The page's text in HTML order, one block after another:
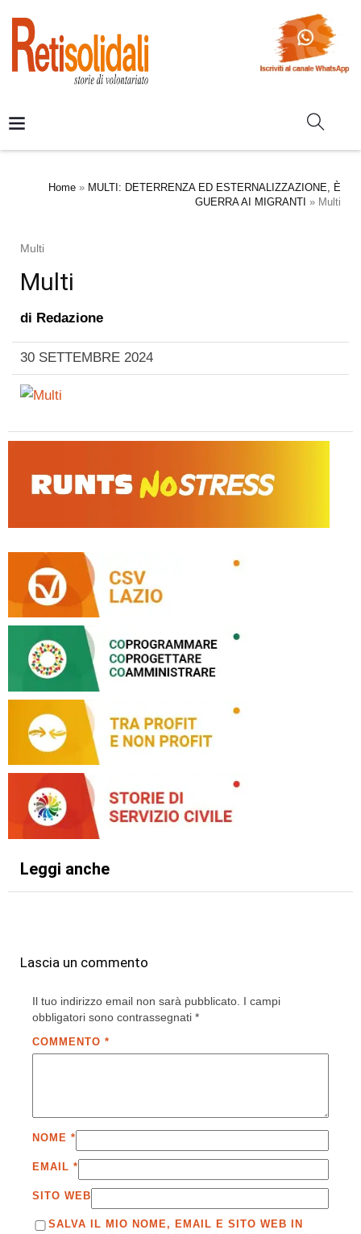
Home » MULTI: DETERRENZA ED ESTERNALIZZAZIONE, È
GUERRA AI MIGRANTI » Multi
Multi
Multi
di Redazione
30 SETTEMBRE 2024
Leggi anche
Lascia un commento
Il tuo indirizzo email non sarà pubblicato. I campi
obbligatori sono contrassegnati *
COMMENTO *
NOME *
EMAIL *
SITO WEB
SALVA IL MIO NOME, EMAIL E SITO WEB IN